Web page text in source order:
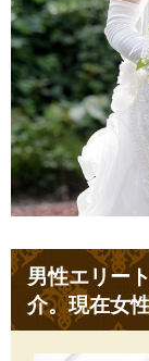
男性エリー
介。現在女